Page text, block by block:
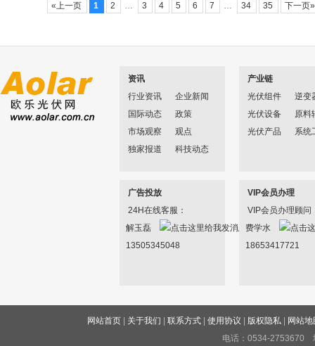
«上一页 1 2 … 3 4 5 6 7 … 34 35 下一页
资讯
行业资讯
企业新闻
国际动态
政策
市场观察
观点
独家报道
科技动态
产业链
光伏组件
逆变
光伏设备
原料
光伏产品
系统
广告投放
24H在线客服：
解玉磊
13505345048
VIP会员办理
VIP会员办理顾问
费学水
18653417721
网站首页 关于我们 |联系方式 |使用协议 版权隐私
网站地
电话：0534-2753670